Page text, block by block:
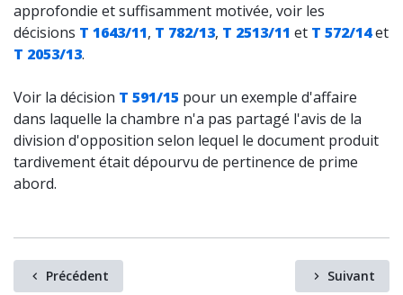
approfondie et suffisamment motivée, voir les
décisions T 1643/11, T 782/13, T 2513/11 et T 572/14et
T 2053/13.
Voir la décision T 591/15 pour un exemple d'affaire
dans laquelle la chambre n'a pas partagé l'avis de la
division d'opposition selon lequel le document produit
tardivement était dépourvu de pertinence de prime
abord.
Précédent Suivant